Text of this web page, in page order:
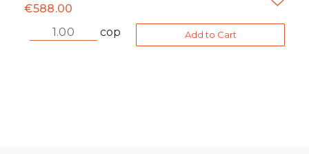
€588.00
cop
Add to Cart